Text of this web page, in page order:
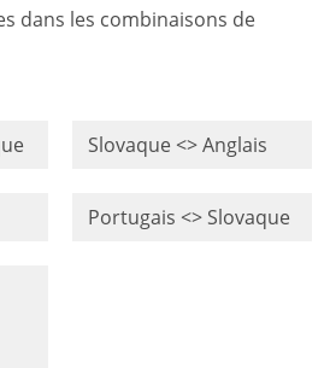
dans les combinaisons de
Slovaque <> Anglais
Portugais <> Slovaque